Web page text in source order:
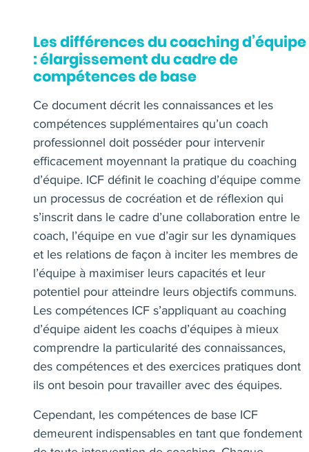
Les différences du coaching d’équipe
: élargissement du cadre de
compétences de base
Ce document décrit les connaissances et les
compétences supplémentaires qu’un coach
professionnel doit posséder pour intervenir
efficacement moyennant la pratique du coaching
d’équipe. ICF définit le coaching d’équipe comme
un processus de cocréation et de réflexion qui
s’inscrit dans le cadre d’une collaboration entre le
coach, l’équipe en vue d’agir sur les dynamiques
et les relations de façon à inciter les membres de
l’équipe à maximiser leurs capacités et leur
potentiel pour atteindre leurs objectifs communs.
Les compétences ICF s’appliquant au coaching
d’équipe aident les coachs d’équipes à mieux
comprendre la particularité des connaissances,
des compétences et des exercices pratiques dont
ils ont besoin pour travailler avec des équipes.
Cependant, les compétences de base ICF
demeurent indispensables en tant que fondement